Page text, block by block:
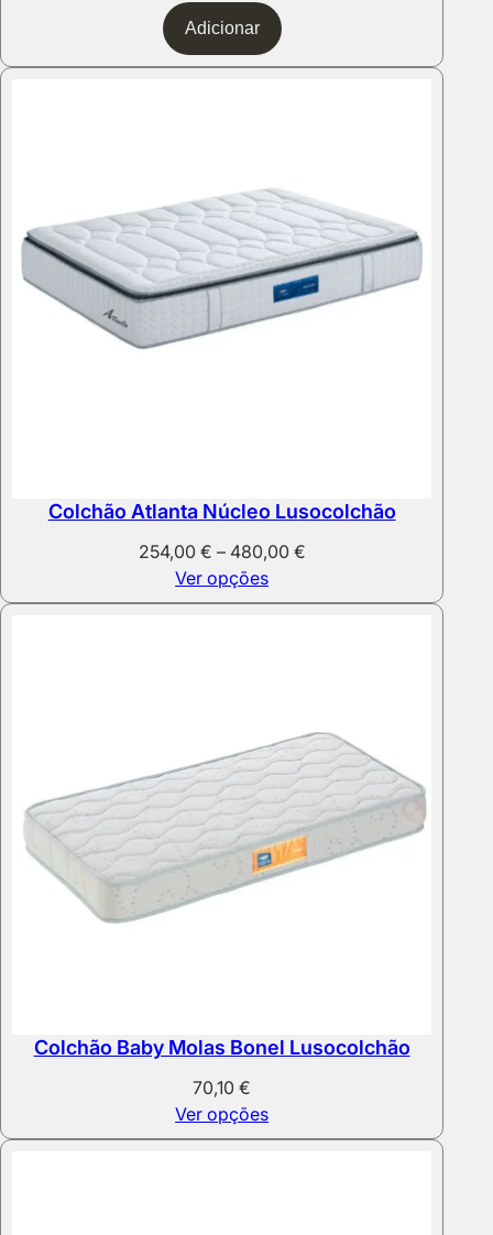
Adicionar
Colchão Atlanta Núcleo Lusocolchão
254,00 € – 480,00 €Price
254,00 €
Ver opções
Colchão Baby Molas Bonel Lusocolchão
70,10€
Ver opções